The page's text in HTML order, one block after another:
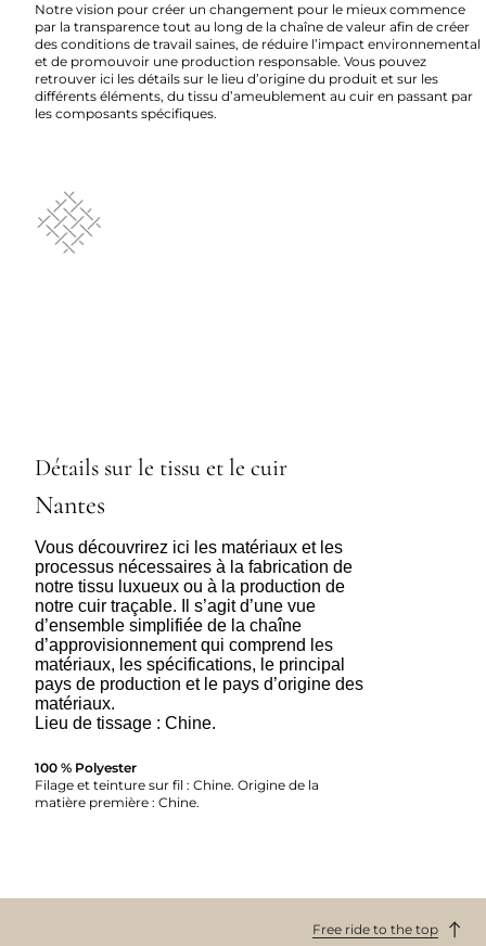
Notre vision pour créer un changement pour le mieux commence
par la transparence tout au long de la chaîne de valeur afin de créer
des conditions de travail saines, de réduire l’impact environnemental
et de promouvoir une production responsable. Vous pouvez
retrouver ici les détails sur le lieu d’origine du produit et sur les
différents éléments, du tissu d’ameublement au cuir en passant par
les composants spécifiques.
Détails sur le tissu et le cuir
Nantes
Vous découvrirez ici les matériaux et les
processus nécessaires à la fabrication de
notre tissu luxueux ou à la production de
notre cuir traçable. Il s’agit d’une vue
d’ensemble simplifiée de la chaîne
d’approvisionnement qui comprend les
matériaux, les spécifications, le principal
pays de production et le pays d’origine des
matériaux.
Lieu de tissage : Chine.
100 % Polyester
Filage et teinture sur fil : Chine. Origine de la
matière première : Chine.
Free ride to the top